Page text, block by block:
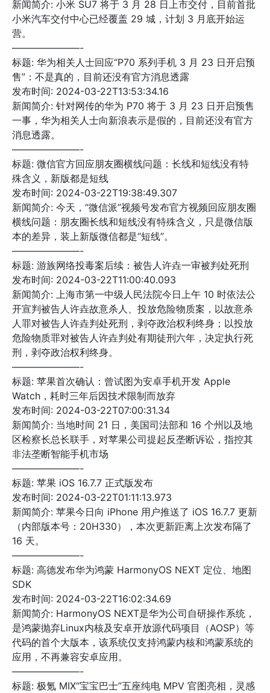
新闻简介: 小米 SU7 将于 3 月 28 日上市交付，目前首批
小米汽车交付中心已经覆盖 29 城，计划 3 月底开始运
营。
———————-
标题: 华为相关人士回应“P70 系列手机 3 月 23 日开启预
售”：不是真的，目前还没有官方消息透露
发布时间: 2024-03-22T13:53:34.16
新闻简介: 针对网传的华为 P70 将于 3 月 23 日开启预售
一事，华为相关人士向新浪表示是假的，目前还没有官方
消息透露。
———————-
标题: 微信官方回应朋友圈横线问题：长线和短线没有特
殊含义，新版都是短线
发布时间: 2024-03-22T19:38:49.307
新闻简介: 今天，“微信派”视频号发布官方视频回应朋友圈
横线问题：朋友圈长线和短线没有特殊含义，只是微信版
本的差异，装上新版微信都是“短线”。
———————-
标题: 游族网络投毒案后续：被告人许垚一审被判处死刑
发布时间: 2024-03-22T11:00:40.093
新闻简介: 上海市第一中级人民法院今日上午 10 时依法公
开宣判被告人许垚故意杀人、投放危险物质案，以故意杀
人罪对被告人许垚判处死刑，剥夺政治权利终身；以投放
危险物质罪对被告人许垚判处有期徒刑六年，决定执行死
刑，剥夺政治权利终身。
———————-
标题: 苹果首次确认：曾试图为安卓手机开发 Apple
Watch，耗时三年后因技术限制而放弃
发布时间: 2024-03-22T07:00:31.34
新闻简介: 当地时间 21 日，美国司法部和 16 个州以及地
区检察长总长联手，对苹果公司提起反垄断诉讼，指控其
非法垄断智能手机市场
———————-
标题: 苹果 iOS 16.7.7 正式版发布
发布时间: 2024-03-22T01:11:13.973
新闻简介: 苹果今日向 iPhone 用户推送了 iOS 16.7.7 更新
（内部版本号：20H330），本次更新距离上次发布隔了
16 天。
———————-
标题: 高德发布华为鸿蒙 HarmonyOS NEXT 定位、地图
SDK
发布时间: 2024-03-22T16:02:34.69
新闻简介: HarmonyOS NEXT是华为公司自研操作系统，
是鸿蒙抛弃Linux内核及安卓开放源代码项目（AOSP）等
代码的首个大版本，该系统仅支持鸿蒙内核和鸿蒙系统的
应用，不再兼容安卓应用。
———————-
标题: 极氪 MIX“宝宝巴士”五座纯电 MPV 官图亮相，灵感